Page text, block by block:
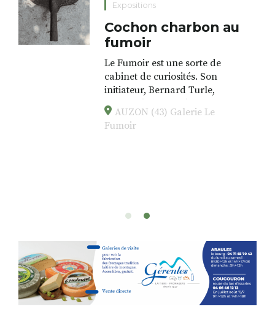
Expositions
Cochon charbon au
fumoir
Le Fumoir est une sorte de
cabinet de curiosités. Son
initiateur, Bernard Turle,
s’amuse à donner à voir des
associations fertiles, graves ou
drôles, parfois fumeuses. Des
elle joue
(de peau).entre.sarcasme et
facétie.
Programmée en off du festival
d’Auzon, cette expo-
installation temporaire vous
AUZON (43) Galerie Le
Fumoir